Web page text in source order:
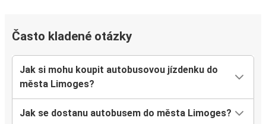
Často kladené otázky
Jak si mohu koupit autobusovou jízdenku do
města Limoges?
Jak se dostanu autobusem do města Limoges?